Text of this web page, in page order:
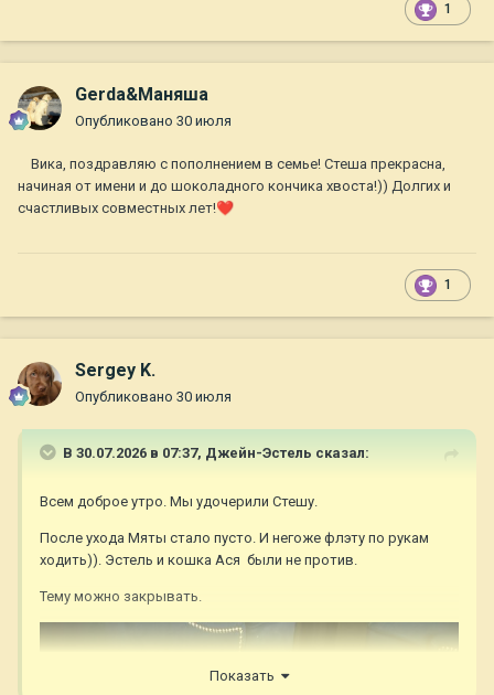
1
Gerda&Маняша
Опубликовано 30 июля
Вика, поздравляю с пополнением в семье! Стеша прекрасна,
начиная от имени и до шоколадного кончика хвоста!)) Долгих и
счастливых совместных лет!❤️
1
Sergey K.
Опубликовано 30 июля
В 30.07.2026 в 07:37, Джейн-Эстель сказал:
Всем доброе утро. Мы удочерили Стешу.
После ухода Мяты стало пусто. И негоже флэту по рукам
ходить)). Эстель и кошка Ася были не против.
Тему можно закрывать.
Показать